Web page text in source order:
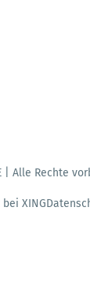
| Alle Rechte
XING